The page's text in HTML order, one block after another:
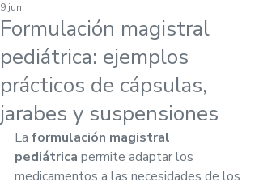
Formulación magistral
pediátrica: ejemplos
prácticos de cápsulas,
jarabes y suspensiones
9 jun
La formulación magistral
pediátrica permite adaptar los
medicamentos a las necesidades de los